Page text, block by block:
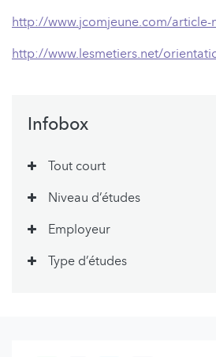
http://www.jcomjeune.com/
http://www.lesmetiers.net/
Infobox
Tout court
Niveau d’études
Employeur
Type d’études